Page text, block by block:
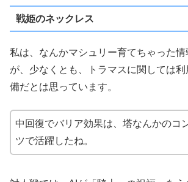
戦姫のネックレス
私は、なんかマシュリー育てちゃった
が、少なくとも、トラマスに関しては
備だとは思っています。
中回復でバリア効果は、塔なんかのコ
ツで活躍したね。